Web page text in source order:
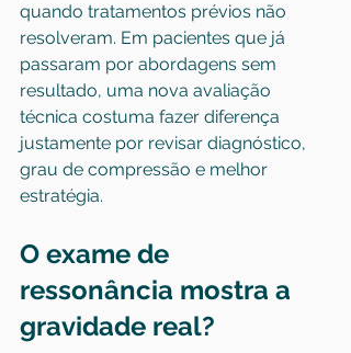
quando tratamentos prévios não
resolveram. Em pacientes que já
passaram por abordagens sem
resultado, uma nova avaliação
técnica costuma fazer diferença
justamente por revisar diagnóstico,
grau de compressão e melhor
estratégia.
O exame de
ressonância mostra a
gravidade real?